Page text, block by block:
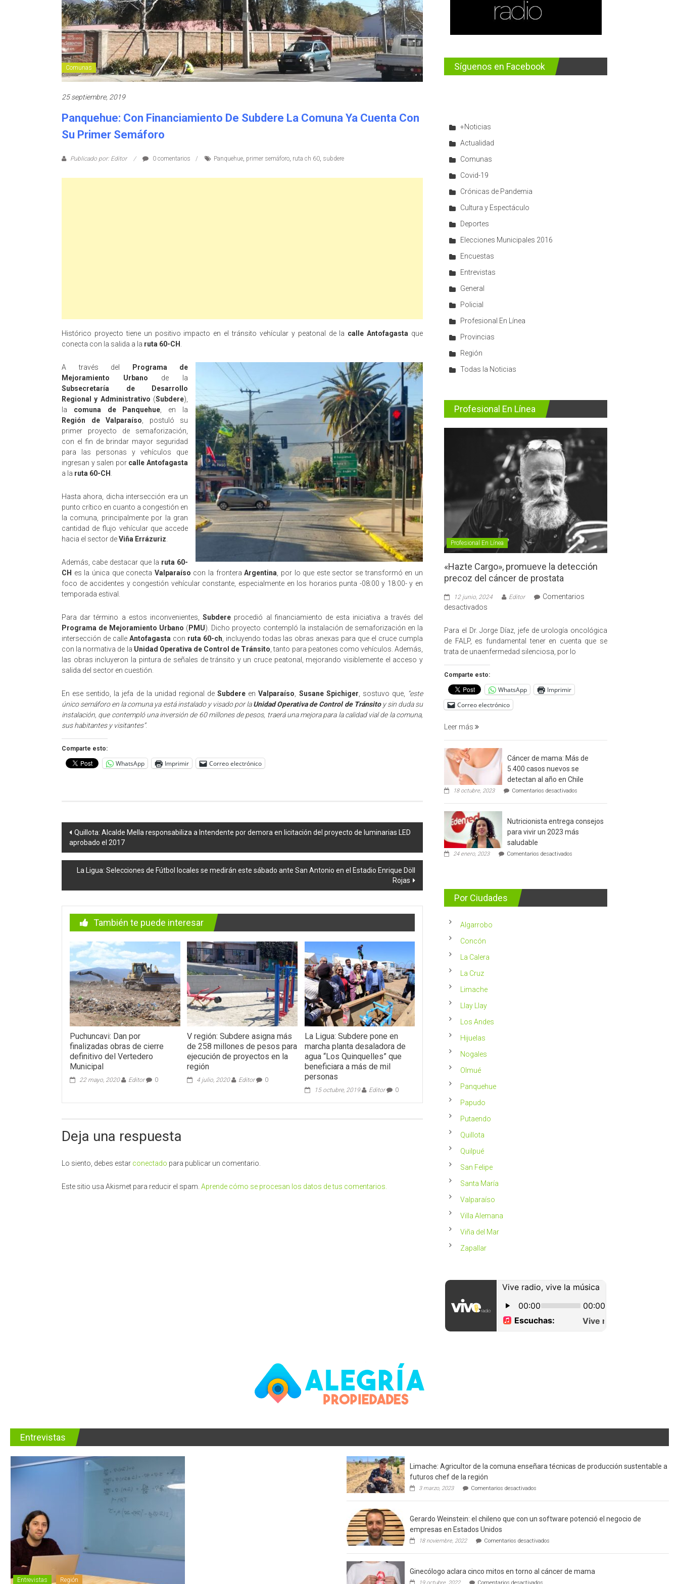
Comunas
25 septiembre, 2019
Panquehue: Con Financiamiento De Subdere La Comuna Ya Cuenta Con
Su Primer Semáforo
Publicado por: Editor 0 comentarios Panquehue, primer semáforo, ruta ch 60, subdere
Histórico proyecto tiene un positivo impacto en el tránsito vehícular y peatonal de la calle Antofagasta que
conecta con la salida a la ruta 60-CH
A través del
Programa de
Mejoramiento Urbano de la
Subsecretaría de Desarrollo
Regional y Administrativo (Subdere),
la comuna de Panquehue , en la
Región de Valparaíso , postuló su
primer proyecto de semaforización,
con el fin de brindar mayor seguridad
para las personas y vehículos que
ingresan y salen por calle Antofagasta
a la ruta 60-CH
Hasta ahora, dicha intersección era un
punto crítico en cuanto a congestión en
la comuna, principalmente por la gran
cantidad de flujo vehícular que accede
hacia el sector deViña Errázuriz
Además, cabe destacar que la ruta 60-
CH es la única que conecta Valparaíso con la fronteraArgentina , por lo que este sector se transformó en un
foco de accidentes y congestión vehícular constante, especialmente en los horarios punta -08:00 y 18:00- y en
temporada estival.
Para dar término a estos inconvenientes,Subdere procedió al financiamiento de esta iniciativa a través del
Programa de Mejoramiento Urbano ( PMU). Dicho proyecto contempló la instalación de semaforización en la
intersección de calle Antofagasta con ruta 60-ch , incluyendo todas las obras anexas para que el cruce cumpla
con la normativa de la Unidad Operativa de Control de Tránsito , tanto para peatones como vehículos. Además,
las obras incluyeron la pintura de señales de tránsito y un cruce peatonal, mejorando visiblemente el acceso y
salida del sector en cuestión.
En ese sentido, la jefa de la unidad regional deSubdere enValparaíso Susane Spichiger , sostuvo que,
“este
único semáforo en la comuna ya está instalado y visado por laUnidad Operativa de Control de Tránsitoy sin duda su
instalación, que contempló una inversión de 60 millones de pesos, traerá una mejora para la calidad vial de la comuna,
sus habitantes y visitantes”.
Comparte esto:
WhatsApp Imprimir Correo electrónico
Navegación
de
entradas
Quillota: Alcalde Mella responsabiliza a Intendente por demora en licitación del proyecto de luminarias LED
aprobado el 2017
La Ligua: Selecciones de Fútbol locales se medirán este sábado ante San Antonio en el Estadio Enrique Döll
Rojas
También te puede interesar
Puchuncavi: Dan por
finalizadas obras de cierre
definitivo del Vertedero
Municipal
22 mayo, 2020 Editor 0
V región: Subdere asigna más
de 258 millones de pesos para
ejecución de proyectos en la
región
4 julio, 2020 Editor 0
La Ligua: Subdere pone en
marcha planta desaladora de
agua “Los Quinquelles” que
beneficiara a más de mil
personas
15 octubre, 2019 Editor 0
Deja una respuesta
Lo siento, debes estar conectado para publicar un comentario.
Este sitio usa Akismet para reducir el spam. Aprende cómo se procesan los datos de tus comentarios.
Síguenos en Facebook
+Noticias
Actualidad
Comunas
Covid-19
Crónicas de Pandemia
Cultura y Espectáculo
Deportes
Elecciones Municipales 2016
Encuestas
Entrevistas
General
Policial
Profesional En Línea
Provincias
Región
Todas la Noticias
Profesional En Línea
Profesional En Línea
«Hazte Cargo», promueve la detección
precoz del cáncer de prostata
12 junio, 2024 Editor
Comentarios
desactivados
Cargo»,
promueve
la
cáncer
de
prostata
Para el Dr. Jorge Díaz, jefe de urología oncológica
de FALP, es fundamental tener en cuenta que se
trata de unaenfermedad silenciosa, por lo
Comparte esto:
WhatsApp
Imprimir
Correo electrónico
Leer más
Cáncer de mama: Más de
5.400 casos nuevos se
detectan al año en Chile
18 octubre, 2023 Comentarios desactivados
de
Más
Nutricionista entrega consejos
para vivir un 2023 más
saludable
24 enero, 2023 Comentarios desactivados
2023
Por Ciudades
Algarrobo
Concón
La Calera
La Cruz
Limache
Llay Llay
Los Andes
Hijuelas
Nogales
Olmué
Panquehue
Papudo
Putaendo
Quillota
Quilpué
San Felipe
Santa María
Valparaíso
Villa Alemana
Viña del Mar
Zapallar
Entrevistas
Entrevistas Región
Limache: Agricultor de la comuna enseñara técnicas de producción sustentable a
futuros chef de la región
3 marzo, 2023 Comentarios desactivadosen
Agricultor
la
técnicas
a
Gerardo Weinstein: el chileno que con un software potenció el negocio de
empresas en Estados Unidos
18 noviembre, 2022 Comentarios desactivadosen
Weinstein:
chileno
Ginecólogo aclara cinco mitos en torno al cáncer de mama
en